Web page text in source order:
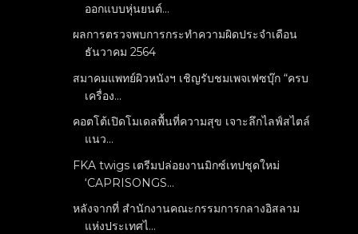
ออกแบบหุ่นยนต์...
ผลการตรวจพบการกระทำความผิดประจำเดือน
ธันวาคม 2564
สมาคมแพทย์ผิวหนังฯ เชิญรับชมเพจเฟซบุ๊ก “ครบ
เครื่อง...
คอตโต้เปิดโมเดลพื้นที่ความสุข เจาะลึกไลฟ์สไตล์
แนว...
FKA twigs เตรีมปล่อยงานมิกซ์เทปชุดใหม่
‘CAPRISONGS...
หลังจากที่ สำนักงานคณะกรรมการกลางอิสลาม
แห่งประเทศไ...